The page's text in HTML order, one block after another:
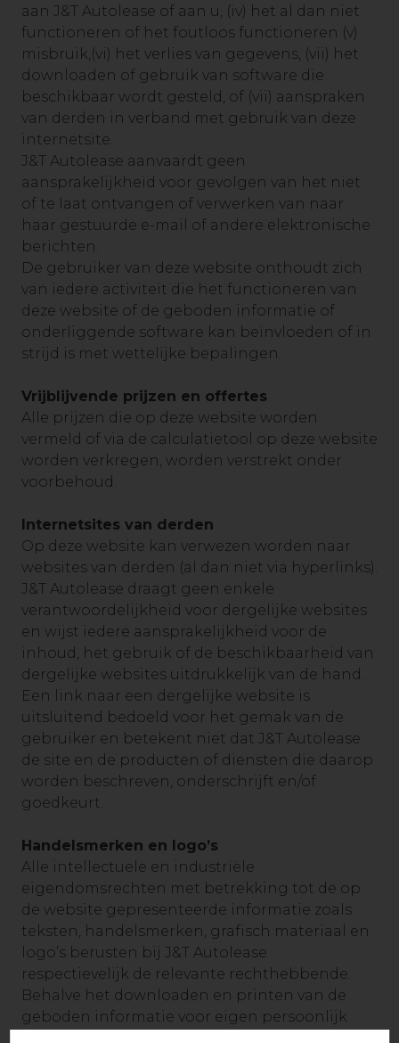
aan J&T Autolease of aan u, (iv) het al dan niet
functioneren of het foutloos functioneren (v)
misbruik,(vi) het verlies van gegevens, (vii) het
downloaden of gebruik van software die
beschikbaar wordt gesteld, of (vii) aanspraken
van derden in verband met gebruik van deze
internetsite.
J&T Autolease aanvaardt geen
aansprakelijkheid voor gevolgen van het niet
of te laat ontvangen of verwerken van naar
haar gestuurde e-mail of andere elektronische
berichten.
De gebruiker van deze website onthoudt zich
van iedere activiteit die het functioneren van
deze website of de geboden informatie of
onderliggende software kan beïnvloeden of in
strijd is met wettelijke bepalingen.
Vrijblijvende prijzen en offertes
Alle prijzen die op deze website worden
vermeld of via de calculatietool op deze website
worden verkregen, worden verstrekt onder
voorbehoud.
Internetsites van derden
Op deze website kan verwezen worden naar
websites van derden (al dan niet via hyperlinks).
J&T Autolease draagt geen enkele
verantwoordelijkheid voor dergelijke websites
en wijst iedere aansprakelijkheid voor de
inhoud, het gebruik of de beschikbaarheid van
dergelijke websites uitdrukkelijk van de hand.
Een link naar een dergelijke website is
uitsluitend bedoeld voor het gemak van de
gebruiker en betekent niet dat J&T Autolease
de site en de producten of diensten die daarop
worden beschreven, onderschrijft en/of
goedkeurt.
Handelsmerken en logo’s
Alle intellectuele en industriële
eigendomsrechten met betrekking tot de op
de website gepresenteerde informatie zoals
teksten, handelsmerken, grafisch materiaal en
logo’s berusten bij J&T Autolease
respectievelijk de relevante rechthebbende.
Behalve het downloaden en printen van de
geboden informatie voor eigen persoonlijk